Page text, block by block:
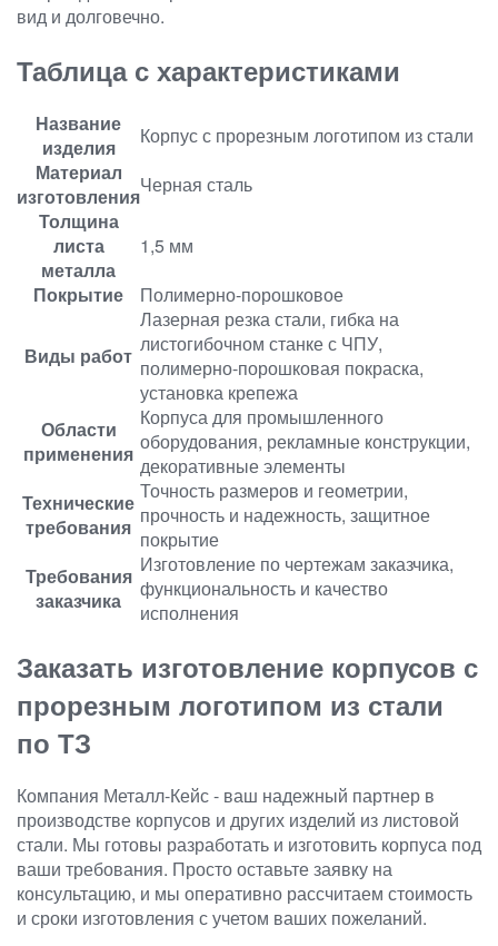
вид и долговечно.
Таблица с характеристиками
Название
изделия
Корпус с прорезным логотипом из стали
Материал
изготовленияЧерная сталь
Толщина
листа
металла
1,5 мм
Покрытие
Полимерно-порошковое
Виды работ
Лазерная резка стали, гибка на
листогибочном станке с ЧПУ,
полимерно-порошковая покраска,
установка крепежа
Области
применения
Корпуса для промышленного
оборудования, рекламные конструкции,
декоративные элементы
Технические
требования
Точность размеров и геометрии,
прочность и надежность, защитное
покрытие
Требования
заказчика
Изготовление по чертежам заказчика,
функциональность и качество
исполнения
Заказать изготовление корпусов с
прорезным логотипом из стали
по ТЗ
Компания Металл-Кейс - ваш надежный партнер в
производстве корпусов и других изделий из листовой
стали. Мы готовы разработать и изготовить корпуса под
ваши требования. Просто оставьте заявку на
консультацию, и мы оперативно рассчитаем стоимость
и сроки изготовления с учетом ваших пожеланий.